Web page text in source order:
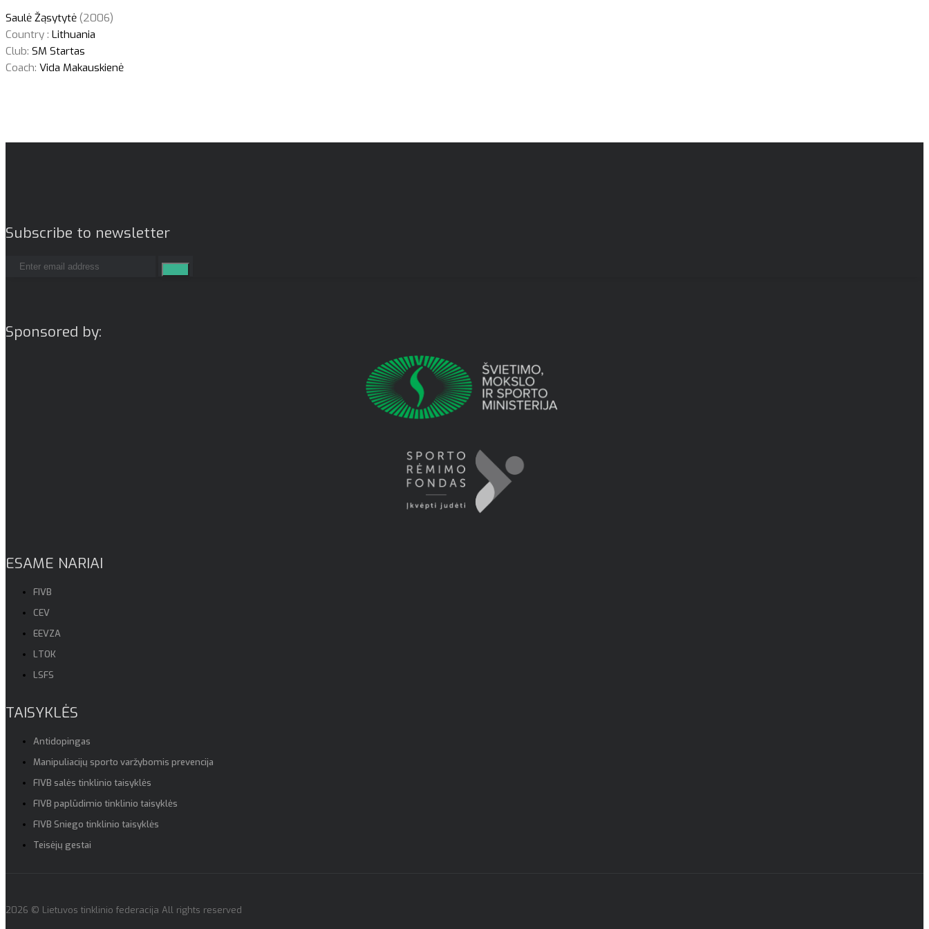
Saulė Žąsytytė (2006)
Country : Lithuania
Club: SM Startas
Coach: Vida Makauskienė
Subscribe to newsletter
Sponsored by:
ESAME NARIAI
FIVB
CEV
EEVZA
LTOK
LSFS
TAISYKLĖS
Antidopingas
Manipuliacijų sporto varžybomis prevencija
FIVB salės tinklinio taisyklės
FIVB paplūdimio tinklinio taisyklės
FIVB Sniego tinklinio taisyklės
Teisėjų gestai
2026 © Lietuvos tinklinio federacija All rights reserved